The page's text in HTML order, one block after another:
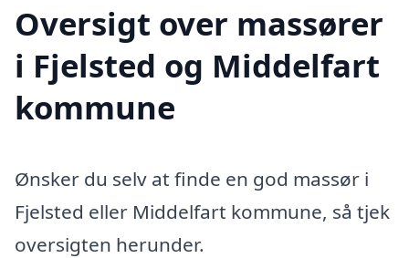
Oversigt over massører
i Fjelsted og Middelfart
kommune
Ønsker du selv at finde en god massør i
Fjelsted eller Middelfart kommune, så tjek
oversigten herunder.